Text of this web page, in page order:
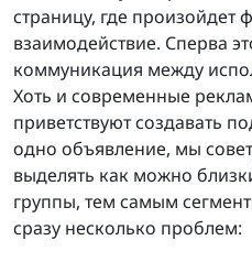
страницу, где произойдет
взаимодействие. Сперва
коммуникация между
Хоть и современные
приветствуют создавать
одно объявление, мы
выделять как можно
группы, тем самым
сразу несколько проблем: